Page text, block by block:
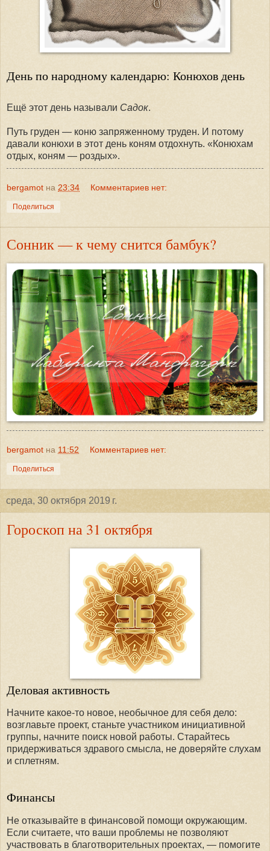
День по народному календарю: Конюхов день
Ещё этот день называли Садок.
Путь груден — коню запряженному труден. И потому
давали конюхи в этот день коням отдохнуть. «Конюхам
отдых, коням — роздых».
bergamot на 23:34 Комментариев нет:
Поделиться
Сонник — к чему снится бамбук?
bergamot на 11:52 Комментариев нет:
Поделиться
среда, 30 октября 2019 г.
Гороскоп на 31 октября
Деловая активность
Начните какое-то новое, необычное для себя дело:
возглавьте проект, станьте участником инициативной
группы, начните поиск новой работы. Старайтесь
придерживаться здравого смысла, не доверяйте слухам
и сплетням.
Финансы
Не отказывайте в финансовой помощи окружающим.
Если считаете, что ваши проблемы не позволяют
участвовать в благотворительных проектах, — помогите